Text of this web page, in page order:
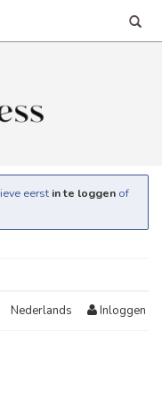
eerst in te loggen of
Nederlands Inloggen